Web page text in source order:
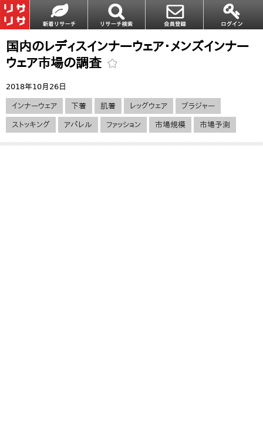
国内のレディスインナーウェア・メンズインナー
ウェア市場の調査
2018年10月26日
インナーウェア 下着 肌着 レッグウェア ブラジャー
ストッキング アパレル ファッション 市場規模 市場予測